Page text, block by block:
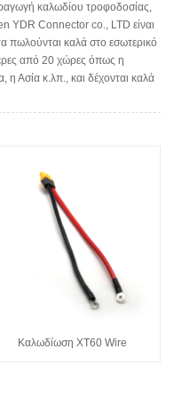
καλωδίου τροφοδοσίας,
YDR Connector co., LTD είναι
πωλούνται καλά στο εσωτερικό
από 20 χώρες όπως η
η Ασία κ.λπ., και δέχονται καλά
Καλωδίωση XT60 Wire